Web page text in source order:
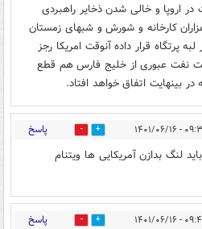
اروپا و خالی شدن ذخایر راهبردی
کارخانه و شورش و شبهای زمستان
پرتگاه قرار داده آنوقت امریکا رجز
نفت عبوری از خلیج فارس هم قطع
بینهایت اتفاق خواهد افتاد.
۱۴۰۱/۰۶/۱۶ 0 پاسخ
لنگ بدازن آمریکایی ها ویتنام
۱۴۰۱/۰۶/۱۶ 0 پاسخ